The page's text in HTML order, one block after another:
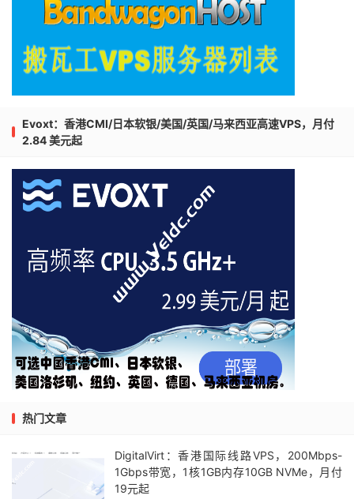
Evoxt：香港CMI/日本软银/美国/英国/马来西亚高速VPS，月付
2.84 美元起
热门文章
DigitalVirt：香港国际线路VPS，200Mbps-
1Gbps带宽，1核1GB内存10GB NVMe，月付
19元起